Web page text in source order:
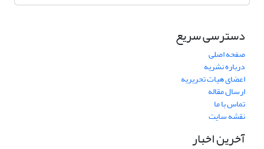
دسترسی سریع
صفحه اصلی
درباره نشریه
اعضای هیات تحریریه
ارسال مقاله
تماس با ما
نقشه سایت
آخرین اخبار